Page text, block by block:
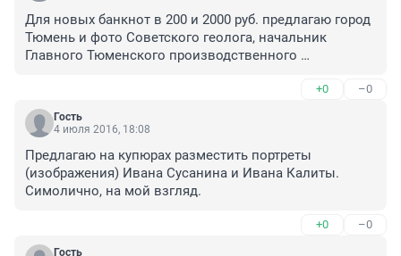
Для новых банкнот в 200 и 2000 руб. предлагаю город
Тюмень и фото Советского геолога, начальник
Главного Тюменского производственного
широкомасштабных геологоразведочных работ,
приведших к открытию крупнейших нефтяных и
+0 –0
Гость
4 июля 2016, 18:08
Предлагаю на купюрах разместить портреты
(изображения) Ивана Сусанина и Ивана Калиты.
Симолично, на мой взгляд.
+0 –0
Гость